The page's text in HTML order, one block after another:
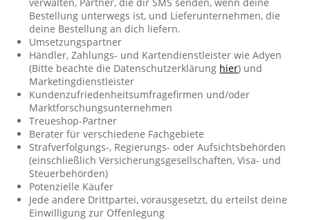
Bestellung unterwegs ist, und Lieferunternehmen, die
deine Bestellung an dich liefern.
Umsetzungspartner
Händler, Zahlungs- und Kartendienstleister wie Adyen
(Bitte beachte die Datenschutzerklärung hier) und
Marketingdienstleister
Kundenzufriedenheitsumfragefirmen und/oder
Marktforschungsunternehmen
Treueshop-Partner
Berater für verschiedene Fachgebiete
Strafverfolgungs-, Regierungs- oder Aufsichtsbehörden
(einschließlich Versicherungsgesellschaften, Visa- und
Steuerbehörden)
Potenzielle Käufer
Jede andere Drittpartei, vorausgesetzt, du erteilst deine
Einwilligung zur Offenlegung